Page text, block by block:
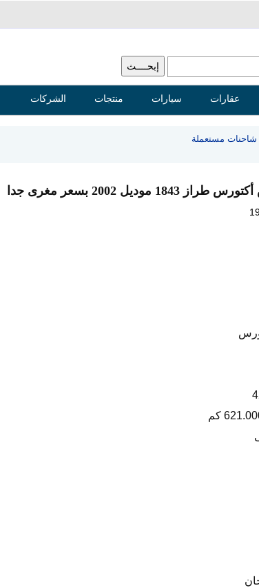
عقارات سيارات منتجات الشركات
شاحنات مستعملة
2002 بسعر مغرى جدا